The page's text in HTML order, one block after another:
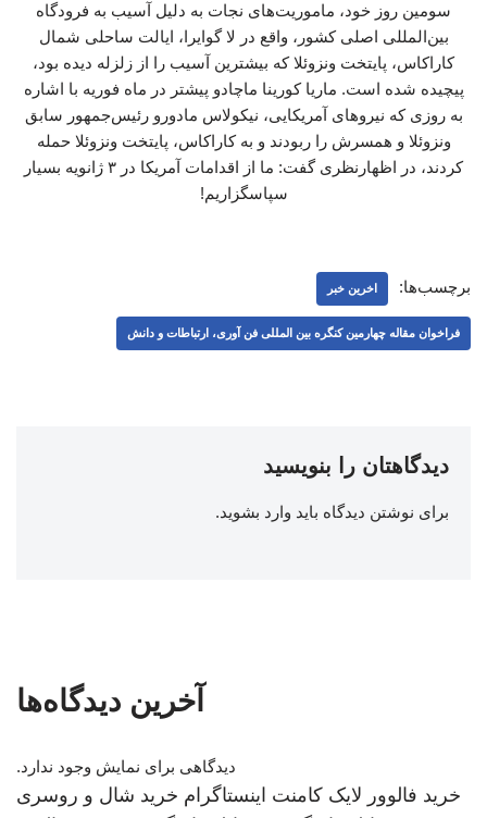
سومین روز خود، ماموریت‌های نجات به دلیل آسیب به فرودگاه
بین‌المللی اصلی کشور، واقع در لا گوایرا، ایالت ساحلی شمال
کاراکاس، پایتخت ونزوئلا که بیشترین آسیب را از زلزله دیده بود،
پیچیده شده است. ماریا کورینا ماچادو پیشتر در ماه فوریه با اشاره
به روزی که نیروهای آمریکایی، نیکولاس مادورو رئیس‌جمهور سابق
ونزوئلا و همسرش را ربودند و به کاراکاس، پایتخت ونزوئلا حمله
کردند، در اظهارنظری گفت: ما از اقدامات آمریکا در ۳ ژانویه بسیار
سپاسگزاریم!
برچسب‌ها: اخرین خبر
فراخوان مقاله چهارمین کنگره بین المللی فن آوری، ارتباطات و دانش
دیدگاهتان را بنویسید
برای نوشتن دیدگاه باید وارد بشوید.
آخرین دیدگاه‌ها
دیدگاهی برای نمایش وجود ندارد.
خرید فالوور لایک کامنت اینستاگرام خرید شال و روسری